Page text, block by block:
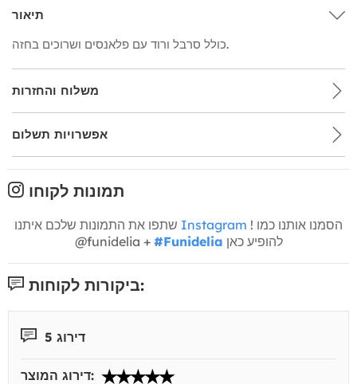
תיאור
כולל סרבל ורוד עם פלאנסים ושרוכים בחזה.
משלוח והחזרות
אפשרויות תשלום
תמונות לקוחו
Instagram ! הסמנו אותנו כמו
@funidelia + #Funidelia להופיע כאן
ביקורות לקוחות:
דירוג 5
דירוג המוצר: